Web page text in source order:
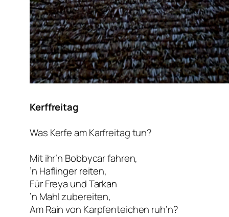
Kerffreitag
Was Kerfe am Karfreitag tun?
Mit ihr’n Bobbycar fahren,
’n Haflinger reiten,
Für Freya und Tarkan
’n Mahl zubereiten,
Am Rain von Karpfenteichen ruh’n?